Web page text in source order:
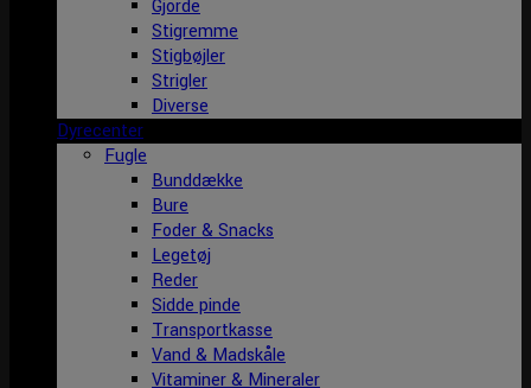
Gjorde
Stigremme
Stigbøjler
Strigler
Diverse
Dyrecenter
Fugle
Bunddække
Bure
Foder & Snacks
Legetøj
Reder
Sidde pinde
Transportkasse
Vand & Madskåle
Vitaminer & Mineraler